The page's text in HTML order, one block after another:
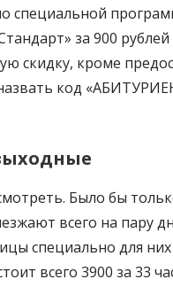
специальной
за 900
скидку, кроме
код
Было бы
всего на пару
специально для них
всего 3900 за 33